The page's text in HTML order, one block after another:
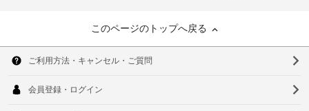
このページのトップへ戻る